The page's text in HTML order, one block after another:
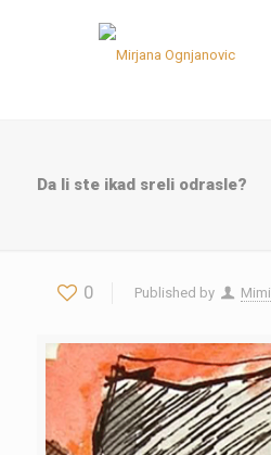
Da li ste ikad sreli odrasle?
0 Published by Mimi